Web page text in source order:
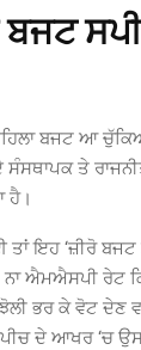
ਬਜਟ ਆ
ਤੇ
ਹੈ।
ਇਹ ‘ਜ਼ੀਰੋ
ਨਾ ਐਮਐਸਪੀ ਰੇਟ
ਭਰ ਕੇ ਵੋਟ ਦੇਣ
ਦੇ ਆਖਰ ‘ਚ ਉਸ